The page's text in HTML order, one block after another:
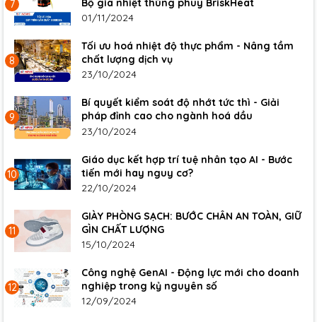
7
Bộ gia nhiệt thùng phuy BriskHeat
01/11/2024
8
Tối ưu hoá nhiệt độ thực phẩm - Nâng tầm
chất lượng dịch vụ
23/10/2024
9
Bí quyết kiểm soát độ nhớt tức thì - Giải
pháp đỉnh cao cho ngành hoá dầu
23/10/2024
10
Giáo dục kết hợp trí tuệ nhân tạo AI - Bước
tiến mới hay nguy cơ?
22/10/2024
11
GIÀY PHÒNG SẠCH: BƯỚC CHÂN AN TOÀN, GIỮ
GÌN CHẤT LƯỢNG
15/10/2024
12
Công nghệ GenAI - Động lực mới cho doanh
nghiệp trong kỷ nguyên số
12/09/2024